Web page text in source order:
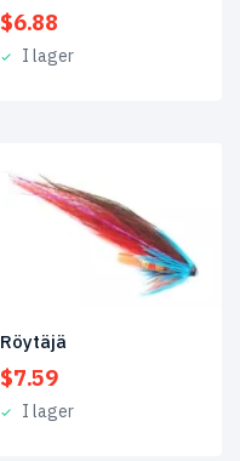
$6.88
I lager
Röytäjä
$7.59
I lager